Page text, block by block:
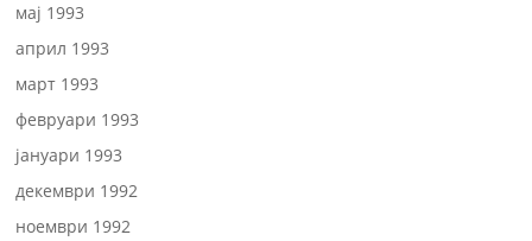
мај 1993
април 1993
март 1993
февруари 1993
јануари 1993
декември 1992
ноември 1992